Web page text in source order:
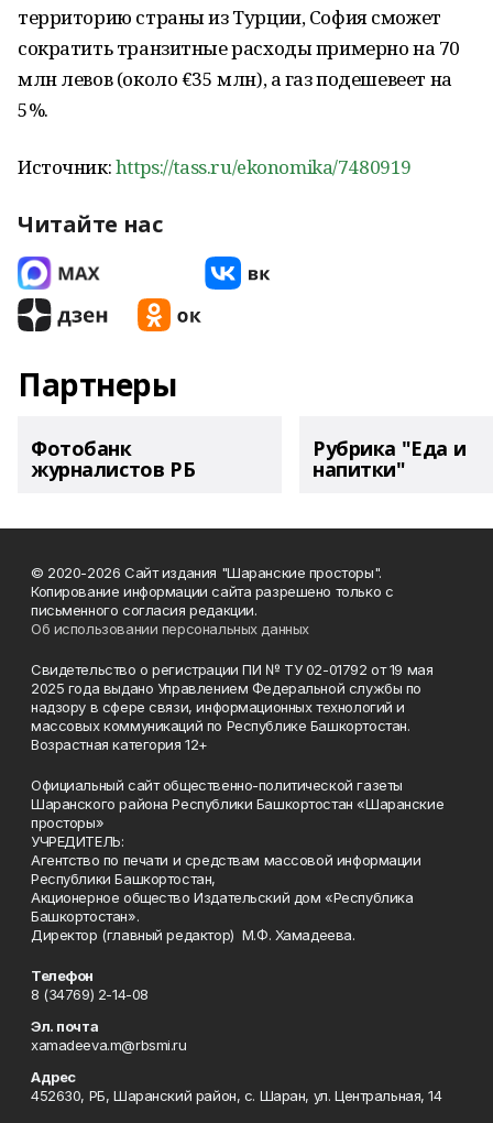
территорию страны из Турции, София сможет
сократить транзитные расходы примерно на 70
млн левов (около €35 млн), а газ подешевеет на
5%.
Источник:https://tass.ru/ekonomika/7480919
Читайте нас
Партнеры
Фотобанк
журналистов РБ
Рубрика "Еда и
напитки"
© 2020-2026 Сайт издания "Шаранские просторы".
Копирование информации сайта разрешено только с
письменного согласия редакции.
Об использовании персональных данных
Свидетельство о регистрации ПИ № ТУ 02-01792 от 19 мая
2025 года выдано Управлением Федеральной службы по
надзору в сфере связи, информационных технологий и
массовых коммуникаций по Республике Башкортостан.
Возрастная категория 12+
Официальный сайт общественно-политической газеты
Шаранского района Республики Башкортостан «Шаранские
просторы»
УЧРЕДИТЕЛЬ:
Агентство по печати и средствам массовой информации
Республики Башкортостан,
Акционерное общество Издательский дом «Республика
Башкортостан».
Директор (главный редактор) М.Ф. Хамадеева.
Телефон
8 (34769) 2-14-08
Эл. почта
xamadeeva.m@rbsmi.ru
Адрес
452630, РБ, Шаранский район, с. Шаран, ул. Центральная, 14